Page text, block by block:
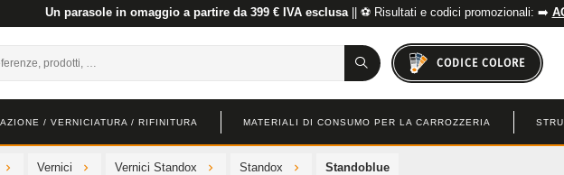
Un parasole in omaggio a partire da 399 € IVA esclusa|| ⚽ Risultati e codici promozionali: ➡️
CODICE COLORE
/ VERNICIATURA / RIFINITURA MATERIALI DI CONSUMO PER LA CARROZZERIA
Vernici Vernici Standox Standox Standoblue